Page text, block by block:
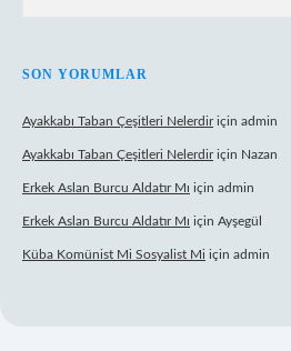
SON YORUMLAR
Ayakkabı Taban Çeşitleri Nelerdiriçin admin
Ayakkabı Taban Çeşitleri Nelerdiriçin Nazan
Erkek Aslan Burcu Aldatır Mı için admin
Erkek Aslan Burcu Aldatır Mı için Ayşegül
Küba Komünist Mi Sosyalist Mi için admin